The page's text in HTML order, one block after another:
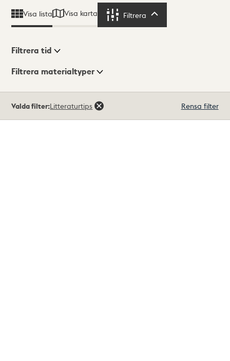
Visa lista Visa karta Filtrera
Visningsläge
Filtrera tid
Filtrera materialtyper
träffar
Valda filter:Litteraturtips Rensa filter